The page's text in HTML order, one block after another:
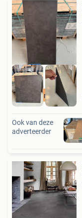
XXL plank tegel
Ook van deze
adverteerder